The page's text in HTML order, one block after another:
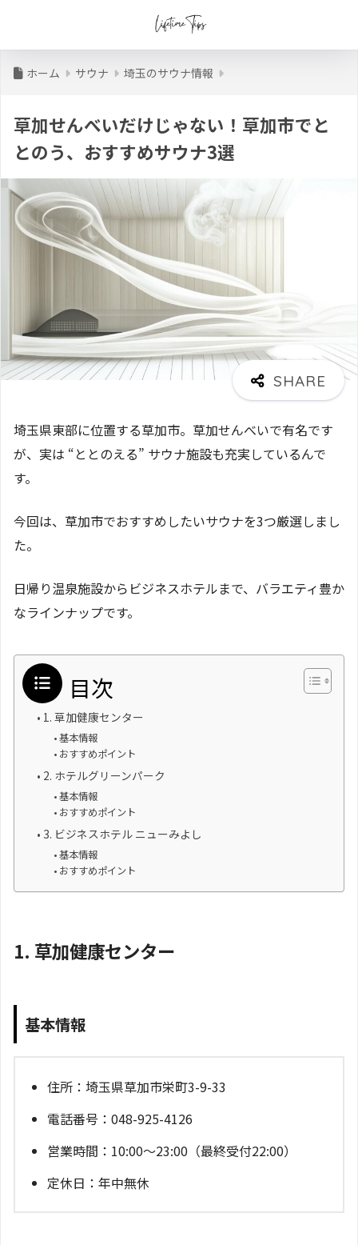
ホーム サウナ 埼玉のサウナ情報
草加せんべいだけじゃない！草加市でと
とのう、おすすめサウナ3選
埼玉県東部に位置する草加市。草加せんべいで有名です
が、実は “ととのえる” サウナ施設も充実しているんで
す。
今回は、草加市でおすすめしたいサウナを3つ厳選しまし
た。
日帰り温泉施設からビジネスホテルまで、バラエティ豊か
なラインナップです。
目次
1. 草加健康センター
基本情報
おすすめポイント
2. ホテルグリーンパーク
基本情報
おすすめポイント
3. ビジネスホテル ニューみよし
基本情報
おすすめポイント
1. 草加健康センター
基本情報
住所：埼玉県草加市栄町3-9-33
電話番号：048-925-4126
営業時間：10:00～23:00（最終受付22:00）
定休日：年中無休